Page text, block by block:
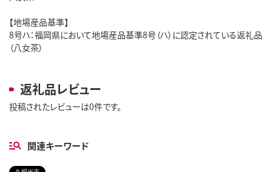
【地場産品基準】
8号ハ：福岡県において地場産品基準8号（ハ）に認定されている返礼品
（八女茶）
返礼品レビュー
投稿されたレビューは0件です。
関連キーワード